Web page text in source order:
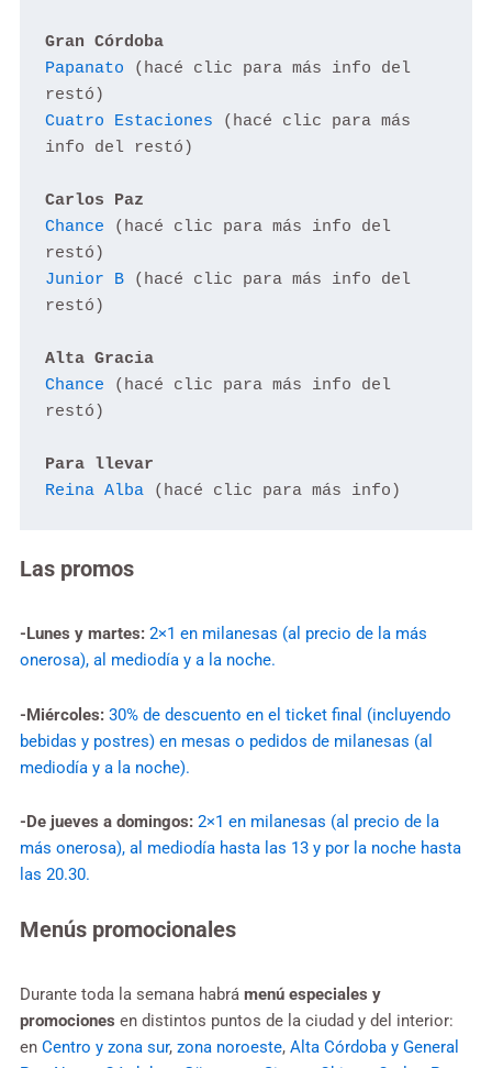
Gran Córdoba
Papanato (hacé clic para más info del
Cuatro Estaciones (hacé clic para más
info del restó)
Carlos Paz
Chance (hacé clic para más info del
Junior B (hacé clic para más info del
restó)
Alta Gracia
Chance (hacé clic para más info del
restó)
Para llevar
Reina Alba
Las promos
-Lunes y martes: 2×1 en milanesas (al precio de la más
onerosa), al mediodía y a la noche.
-Miércoles: 30% de descuento en el ticket final (incluyendo
bebidas y postres) en mesas o pedidos de milanesas (al
mediodía y a la noche).
-De jueves a domingos: 2×1 en milanesas (al precio de la
más onerosa), al mediodía hasta las 13 y por la noche hasta
las 20.30.
Menús promocionales
Durante toda la semana habrá menú especiales y
promociones en distintos puntos de la ciudad y del interior:
en Centro y zona sur, zona noroeste, Alta Córdoba y General